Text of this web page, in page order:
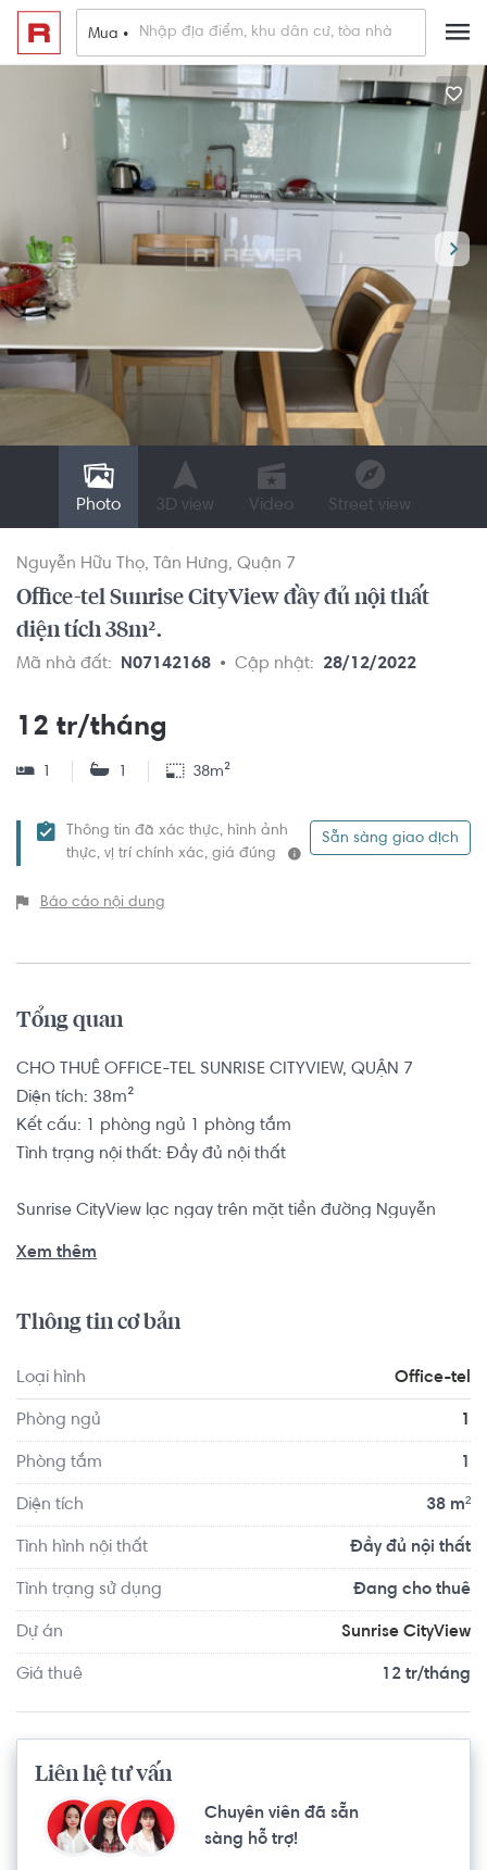
Mua •
Photo 3D view Video Street view
Nguyễn Hữu Thọ Tân Hưng Quận 7
Office-tel Sunrise CityView đầy đủ nội thất
diện tích 38m².
Mã nhà đất: N07142168 Cập nhật: 28/12/2022
12 tr/tháng
1 1 38m²
Thông tin đã xác thực, hình ảnh
thực, vị trí chính xác, giá đúng
Sẵn sàng giao dịch
Báo cáo nội dung
Tổng quan
CHO THUÊ OFFICE-TEL SUNRISE CITYVIEW, QUẬN 7
Diện tích: 38m²
Kết cấu: 1 phòng ngủ 1 phòng tắm
Tình trạng nội thất: Đầy đủ nội thất
Sunrise CityView lạc ngay trên mặt tiền đường Nguyễn
được ngay khu đô thị phía Nam thành phố cũng như các
Chánh, Nhà Bè...
Clover Montessori Quận 2 khoảng 9.8km, cách Trường
Mầm non Úc Châu khoảng 8.0km. Di chuyển tới VShape
Fitness Center khoảng 7.2km. Tọa lạc tại vị trí thuận tiện di
chuyển với đầy đủ các tiện ích về y tế, giáo dục và giải trí.
Xem thêm
Thông tin cơ bản
Loại hình Office-tel
Phòng ngủ 1
Phòng tắm 1
Diện tích 38 m²
Tình hình nội thất Đầy đủ nội thất
Tình trạng sử dụng Đang cho thuê
Dự án Sunrise CityView
Giá thuê 12 tr/tháng
Liên hệ tư vấn
Chuyên viên đã sẵn
sàng hỗ trợ!